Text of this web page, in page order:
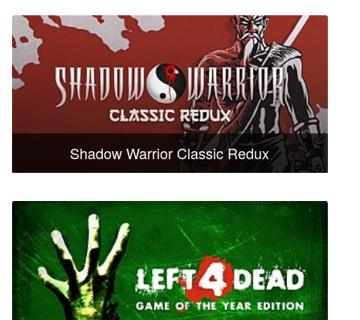
Shadow Warrior Classic Redux